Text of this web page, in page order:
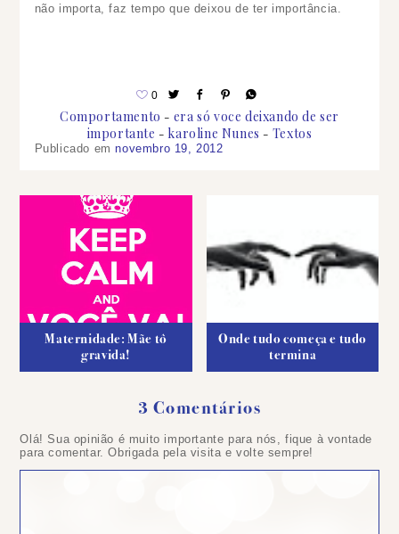
não importa, faz tempo que deixou de ter importância.
0
Comportamento
era só voce deixando de ser
importante
karoline Nunes Textos
Publicado emnovembro 19, 2012
Maternidade: Mãe tô
gravida!
Onde tudo começa e tudo
termina
3 Comentários
Olá! Sua opinião é muito importante para nós, fique à vontade
para comentar. Obrigada pela visita e volte sempre!